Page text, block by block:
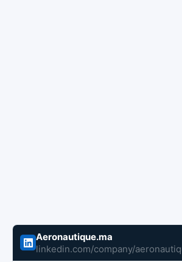
Aeronautique.ma
linkedin.com/company/